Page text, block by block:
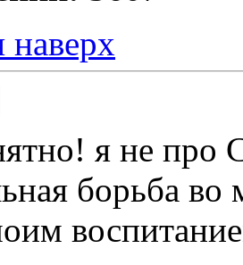
наверх
я не
борьба во